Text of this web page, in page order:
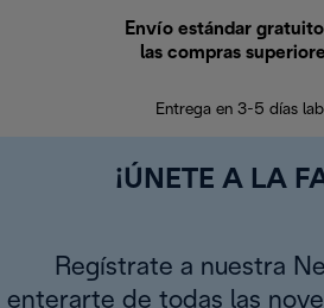
Envío estándar
las compras
Entrega en 3-5 días
¡ÚNETE A LA
Regístrate a nuestra
enterarte de todas las